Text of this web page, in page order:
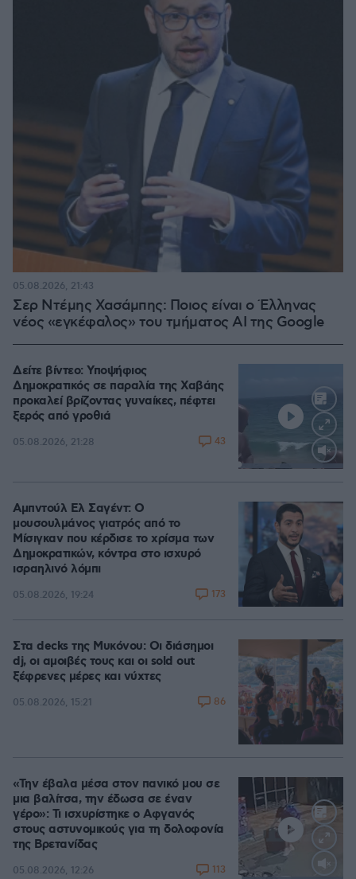
Σερ Ντέμης Χασάμπης: Ποιος είναι ο Έλληνας
νέος «εγκέφαλος» του τμήματος AI της Google
05.08.2026, 21:43
Loaded
Δείτε βίντεο: Υποψήφιος
Δημοκρατικός σε παραλία της Χαβάης
προκαλεί βρίζοντας γυναίκες, πέφτει
ξερός από γροθιά
05.08.2026, 21:28 43
Αμπντούλ Ελ Σαγέντ: Ο
μουσουλμάνος γιατρός από το
Μίσιγκαν που κέρδισε το χρίσμα των
Δημοκρατικών, κόντρα στο ισχυρό
ισραηλινό λόμπι
05.08.2026, 19:24 173
Στα decks της Μυκόνου: Οι διάσημοι
dj, οι αμοιβές τους και οι sold out
ξέφρενες μέρες και νύχτες
05.08.2026, 15:21 86
«Την έβαλα μέσα στον πανικό μου σε
μια βαλίτσα, την έδωσα σε έναν
γέρο»: Τι ισχυρίστηκε ο Αφγανός
στους αστυνομικούς για τη δολοφονία
της Βρετανίδας
05.08.2026, 12:26 113